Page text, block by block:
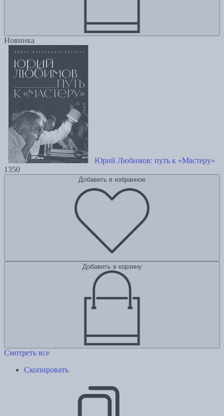
Новинка
Юрий Любимов: путь к «Мастеру»
1350
Добавить в избранное
Добавить в корзину
Смотреть все
Скопировать